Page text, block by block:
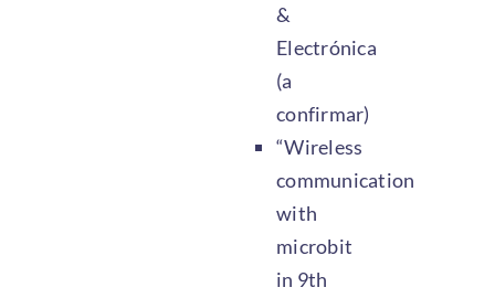
&
Electrónica
(a
confirmar)
“Wireless
communication
with
microbit
in 9th